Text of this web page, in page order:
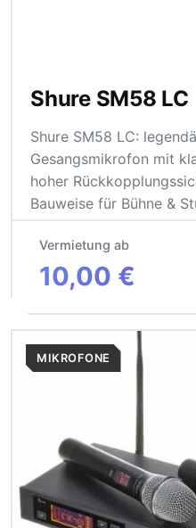
Shure SM58 LC
Shure SM58 LC:
Gesangsmikrofon mit
hoher
Bauweise für Bühne &
Vermietung ab
10,00 €
MIKROFONE